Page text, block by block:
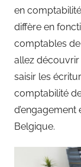
en
diffère en
comptables
allez
saisir les
comptabilité
Belgique.